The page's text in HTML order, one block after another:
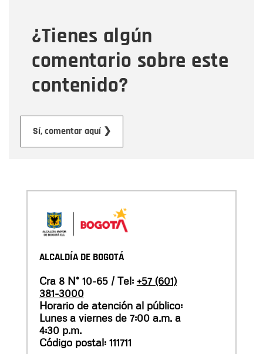
¿Tienes algún
comentario sobre este
contenido?
Sí, comentar aquí ❯
Mensaje
ALCALDÍA DE BOGOTÁ
Cra 8 N° 10-65 / Tel: +57 (601)
381-3000
Horario de atención al público:
Lunes a viernes de 7:00 a.m. a
4:30 p.m.
Código postal: 111711